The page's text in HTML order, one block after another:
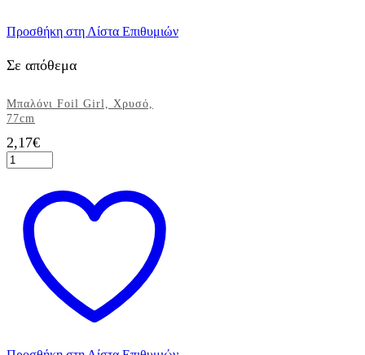
Προσθήκη στη Λίστα Επιθυμιών
Σε απόθεμα
Μπαλόνι Foil Girl, Χρυσό,
77cm
2,17€
Μπαλόνι
Foil
Χρυσό,
77cm
ποσότητα